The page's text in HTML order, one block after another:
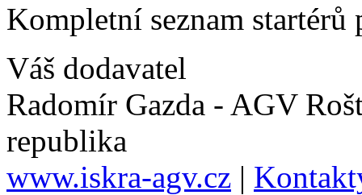
Kompletní seznam
Váš dodavatel
Radomír Gazda - AGV
republika
www.iskra-agv.cz |